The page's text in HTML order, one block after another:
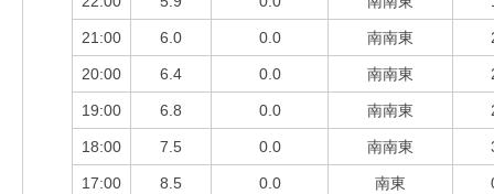
21:00 6.0 0.0 南南東
20:00 6.4 0.0 南南東
19:00 6.8 0.0 南南東
18:00 7.5 0.0 南南東
17:00 8.5 0.0 南東